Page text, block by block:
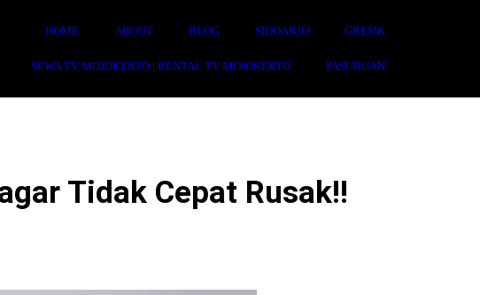
HOME ABOUT BLOG SIDOARJO GRESIK
SEWA TV MOJOKERTO | RENTAL TV MOJOKERTO PASURUAN
Tidak Cepat Rusak!!